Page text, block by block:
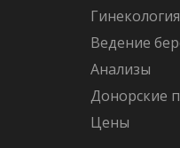
Гинекология
Ведение
Анализы
Донорские
Цены